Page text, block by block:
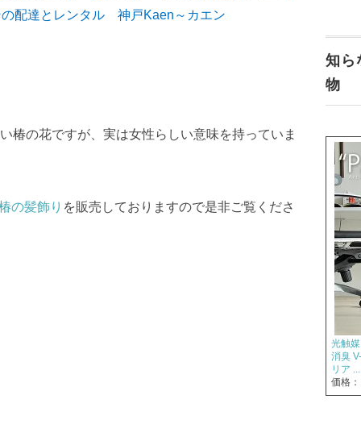
の配達とレンタル 神戸Kaen～カエン
椿の花ですが、実は女性らしい意味を持っていま
の髪飾り を販売しておりますので是非ご覧くださ
知ら
物
光触
消臭
リア ...
価格